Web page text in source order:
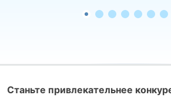
Станьте привлекательнее